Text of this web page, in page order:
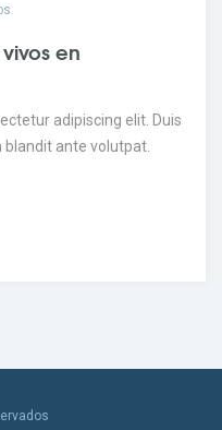
en
adipiscing elit. Duis
ante volutpat.